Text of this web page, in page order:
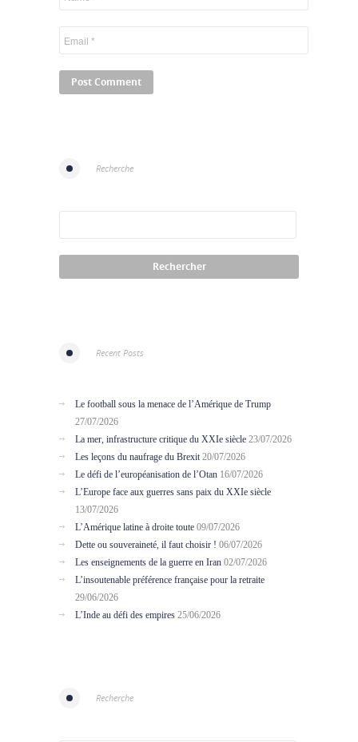
Recherche
Recent Posts
Le football sous la menace de l’Amérique de Trump
27/07/2026
La mer, infrastructure critique du XXIe siècle 23/07/2026
Les leçons du naufrage du Brexit 20/07/2026
Le défi de l’européanisation de l’Otan 16/07/2026
L’Europe face aux guerres sans paix du XXIe siècle
13/07/2026
L’Amérique latine à droite toute 09/07/2026
Dette ou souveraineté, il faut choisir ! 06/07/2026
Les enseignements de la guerre en Iran 02/07/2026
L’insoutenable préférence française pour la retraite
29/06/2026
L’Inde au défi des empires 25/06/2026
Recherche